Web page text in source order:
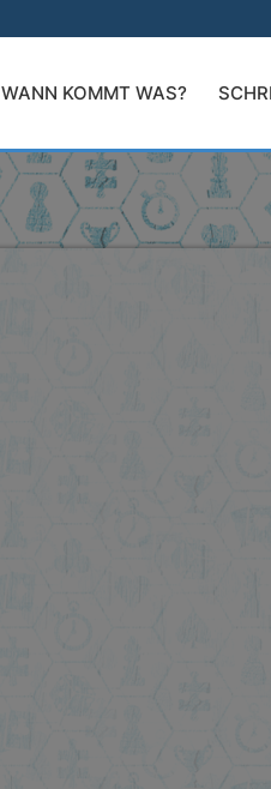
WANN KOMMT WAS?